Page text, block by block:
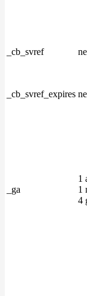
_cb_svref
_cb_svref_expires
_ga
1
1
4